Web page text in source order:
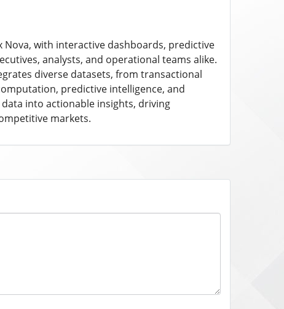
Nova, with interactive dashboards, predictive
analysts, and operational teams alike.
diverse datasets, from transactional
predictive intelligence, and
into actionable insights, driving
markets.